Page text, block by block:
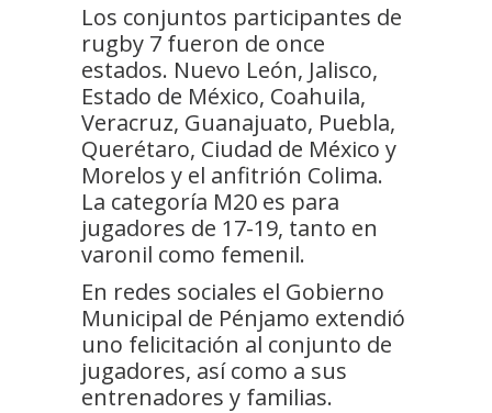
Los conjuntos participantes de
rugby 7 fueron de once
estados. Nuevo León, Jalisco,
Estado de México, Coahuila,
Veracruz, Guanajuato, Puebla,
Querétaro, Ciudad de México y
Morelos y el anfitrión Colima.
La categoría M20 es para
jugadores de 17-19, tanto en
varonil como femenil.
En redes sociales el Gobierno
Municipal de Pénjamo extendió
uno felicitación al conjunto de
jugadores, así como a sus
entrenadores y familias.